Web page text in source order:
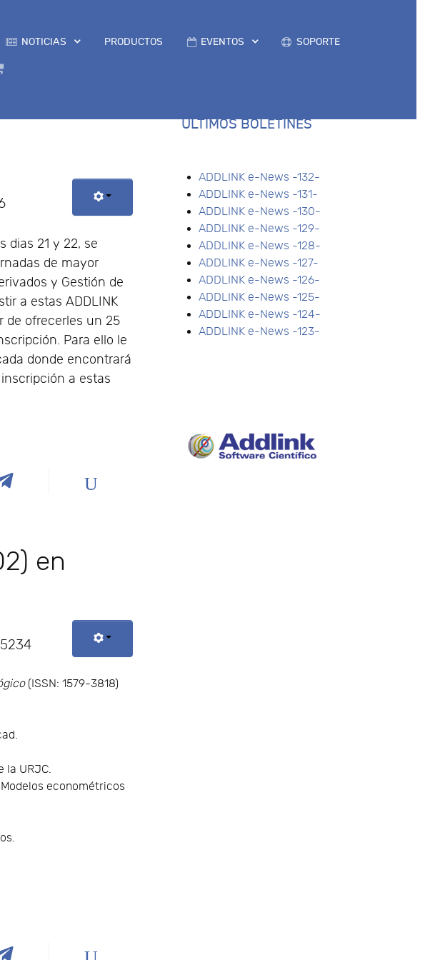
NOTICIAS PRODUCTOS EVENTOS SOPORTE
dias 21 y 22, se
de mayor
y Gestión de
a estas ADDLINK
de ofrecerles un 25
Para ello le
donde encontrará
a estas
en
(ISSN: 1579-3818)
la URJC.
econométricos
ÚLTIMOS BOLETINES
ADDLINK e-News -132-
ADDLINK e-News -131-
ADDLINK e-News -130-
ADDLINK e-News -129-
ADDLINK e-News -128-
ADDLINK e-News -127-
ADDLINK e-News -126-
ADDLINK e-News -125-
ADDLINK e-News -124-
ADDLINK e-News -123-